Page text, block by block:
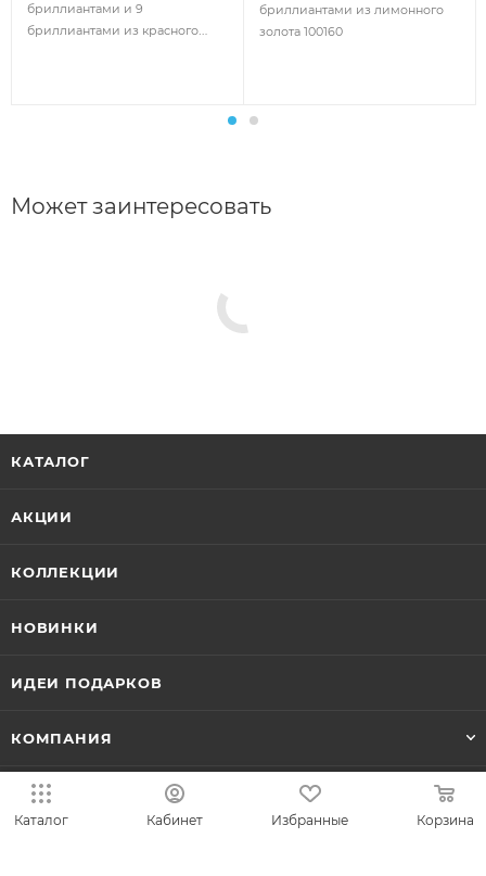
бриллиантами и 9
бриллиантами из красного
бриллиантами из лимонного
золота 100160
Может заинтересовать
Серьги, замок конго
Серьги с изумрудами
Серьги с танзанитами
Каталог Кабинет Избранные Корзина